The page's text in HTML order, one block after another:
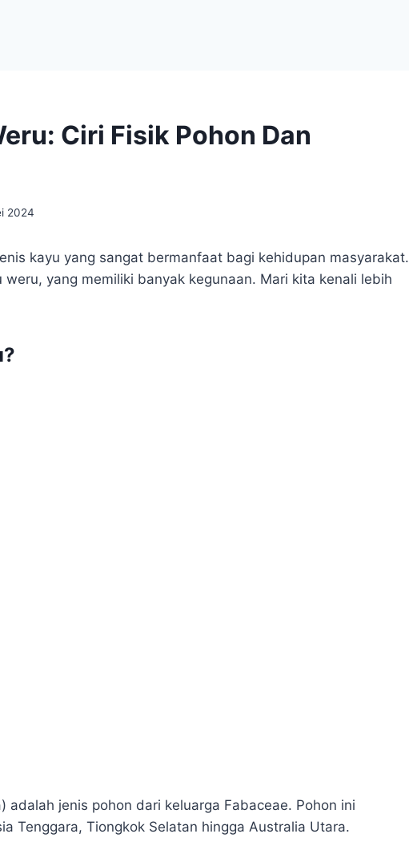
Ciri Fisik Pohon Dan
2024
kayu yang sangat bermanfaat bagi kehidupan masyarakat.
weru, yang memiliki banyak kegunaan. Mari kita kenali lebih
adalah jenis pohon dari keluarga Fabaceae. Pohon ini
Tenggara, Tiongkok Selatan hingga Australia Utara.